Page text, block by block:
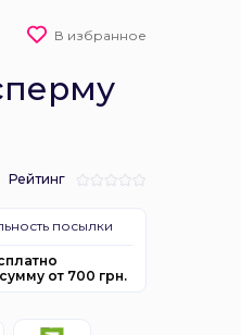
В избранное
Рейтинг
посылки
от 700 грн.